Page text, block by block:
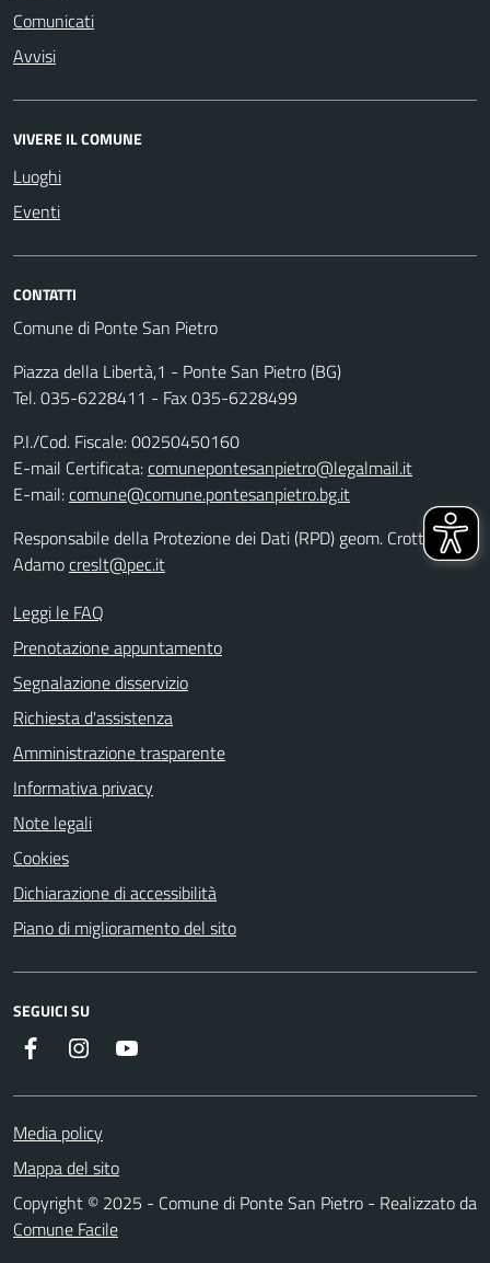
Comunicati
Avvisi
VIVERE IL COMUNE
Luoghi
Eventi
CONTATTI
Comune di Ponte San Pietro
Piazza della Libertà,1 - Ponte San Pietro (BG)
Tel. 035-6228411 - Fax 035-6228499
P.I./Cod. Fiscale: 00250450160
E-mail Certificata:comunepontesanpietro@legalmail.it
E-mail:comune@comune.pontesanpietro.bg.it
Responsabile della Protezione dei Dati (RPD) geom. Crotti
Adamocreslt@pec.it
Leggi le FAQ
Prenotazione appuntamento
Segnalazione disservizio
Richiesta d'assistenza
Amministrazione trasparente
Informativa privacy
Note legali
Cookies
Dichiarazione di accessibilità
Piano di miglioramento del sito
SEGUICI SU
Facebook Instagram
Media policy
Mappa del sito
Copyright © 2025 - Comune di Ponte San Pietro - Realizzato da
Comune Facile